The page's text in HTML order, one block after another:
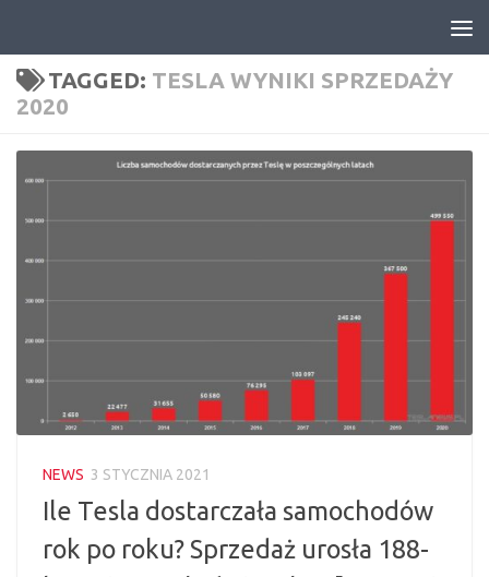
TAGGED: TESLA WYNIKI SPRZEDAŻY
2020
NEWS 3 STYCZNIA 2021
Ile Tesla dostarczała samochodów
rok po roku? Sprzedaż urosła 188-